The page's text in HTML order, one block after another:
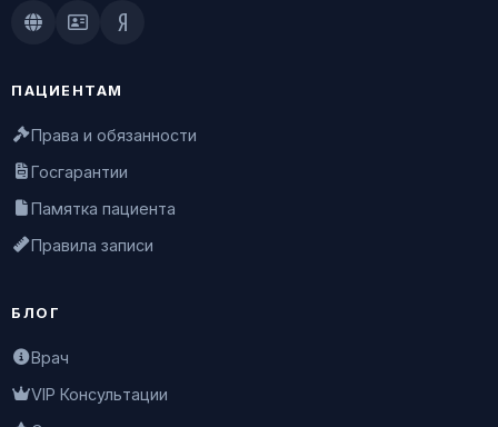
Doctu.ruПроДокторов
Яндекс.Здоровье
ПАЦИЕНТАМ
Права и обязанности
Госгарантии
Памятка пациента
Правила записи
БЛОГ
Врач
VIP Консультации